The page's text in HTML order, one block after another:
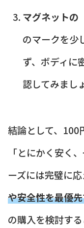
マグネットの
のマークを少
ず、ボディに
認してみまし
結論として、100
「とにかく安く
ーズには完璧に応
や安全性を最優
の購入を検討する